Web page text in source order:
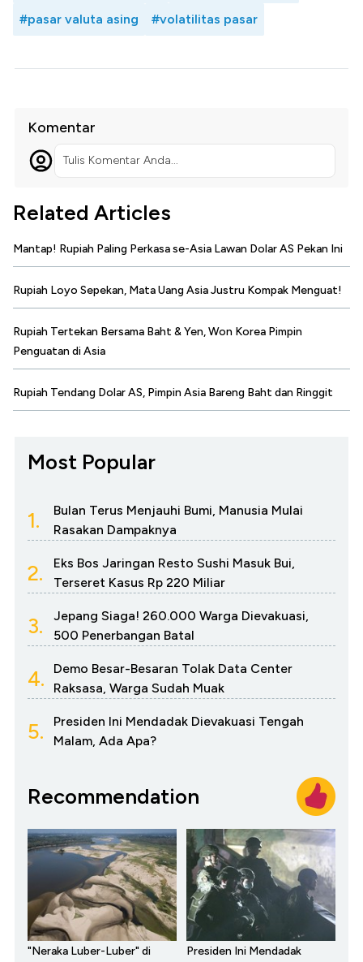
#pasar valuta asing #volatilitas pasar
Komentar
Tulis Komentar Anda...
Related Articles
Mantap! Rupiah Paling Perkasa se-Asia Lawan Dolar AS Pekan Ini
Rupiah Loyo Sepekan, Mata Uang Asia Justru Kompak Menguat!
Rupiah Tertekan Bersama Baht & Yen, Won Korea Pimpin
Penguatan di Asia
Rupiah Tendang Dolar AS, Pimpin Asia Bareng Baht dan Ringgit
Most Popular
1.
Bulan Terus Menjauhi Bumi, Manusia Mulai
Rasakan Dampaknya
2.
Eks Bos Jaringan Resto Sushi Masuk Bui,
Terseret Kasus Rp 220 Miliar
3.
Jepang Siaga! 260.000 Warga Dievakuasi,
500 Penerbangan Batal
4.
Demo Besar-Besaran Tolak Data Center
Raksasa, Warga Sudah Muak
5.
Presiden Ini Mendadak Dievakuasi Tengah
Malam, Ada Apa?
Recommendation
"Neraka Luber-Luber" di
Presiden Ini Mendadak